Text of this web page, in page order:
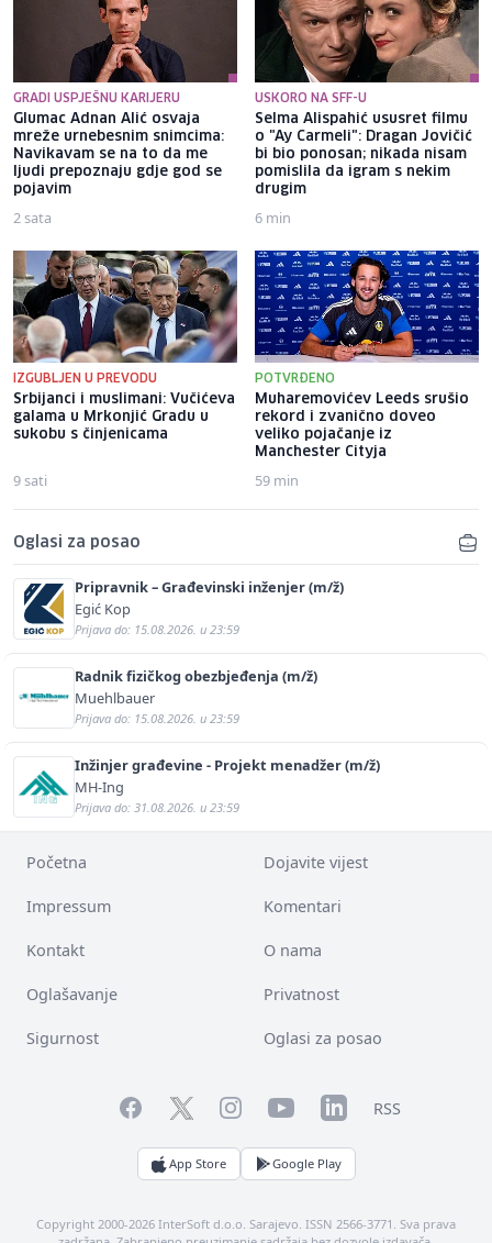
GRADI USPJEŠNU KARIJERU
Glumac Adnan Alić osvaja
mreže urnebesnim snimcima:
Navikavam se na to da me
ljudi prepoznaju gdje god se
pojavim
2 sata
USKORO NA SFF-U
Selma Alispahić ususret filmu
o "Ay Carmeli": Dragan Jovičić
bi bio ponosan; nikada nisam
pomislila da igram s nekim
drugim
6 min
IZGUBLJEN U PREVODU
Srbijanci i muslimani: Vučićeva
galama u Mrkonjić Gradu u
sukobu s činjenicama
9 sati
POTVRĐENO
Muharemovićev Leeds srušio
rekord i zvanično doveo
veliko pojačanje iz
Manchester Cityja
59 min
Oglasi za posao
Pripravnik – Građevinski inženjer (m/ž)
Egić Kop
Prijava do: 15.08.2026. u 23:59
Radnik fizičkog obezbjeđenja (m/ž)
Muehlbauer
Prijava do: 15.08.2026. u 23:59
Inžinjer građevine - Projekt menadžer (m/ž)
MH-Ing
Prijava do: 31.08.2026. u 23:59
Početna Dojavite vijest
Impressum Komentari
Kontakt O nama
Oglašavanje Privatnost
Sigurnost Oglasi za posao
FacebookTwitterInstagramYouTubeLinkedInRSS
App Store Google Play
Copyright 2000-2026 InterSoft d.o.o. Sarajevo. ISSN 2566-3771. Sva prava